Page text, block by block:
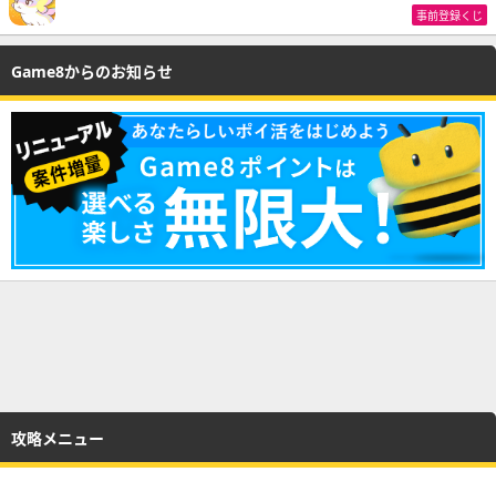
事前登録くじ
Game8からのお知らせ
攻略メニュー